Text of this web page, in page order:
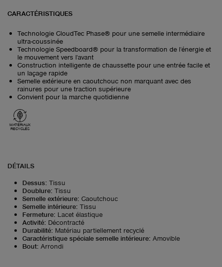
CARACTÉRISTIQUES
Technologie CloudTec Phase® pour une semelle intermédiaire
ultra-coussinée
Technologie Speedboard® pour la transformation de l'énergie et
le mouvement vers l'avant
Construction intelligente de chaussette pour une entrée facile et
un laçage rapide
Semelle extérieure en caoutchouc non marquant avec des
rainures pour une traction supérieure
Convient pour la marche quotidienne
MATÉRIAUX
RECYCLÉS
DÉTAILS
Dessus: Tissu
Doublure: Tissu
Semelle extérieure: Caoutchouc
Semelle intérieure: Tissu
Fermeture: Lacet élastique
Activité: Décontracté
Durabilité: Matériau partiellement recyclé
Caractéristique spéciale semelle intérieure: Amovible
Bout: Arrondi